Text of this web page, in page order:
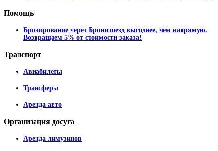
Помощь
Бронирование через Бронипоезд выгоднее, чем напрямую.
Возвращаем 5% от стоимости заказа!
Транспорт
Авиабилеты
Трансферы
Аренда авто
Организация досуга
Аренда лимузинов